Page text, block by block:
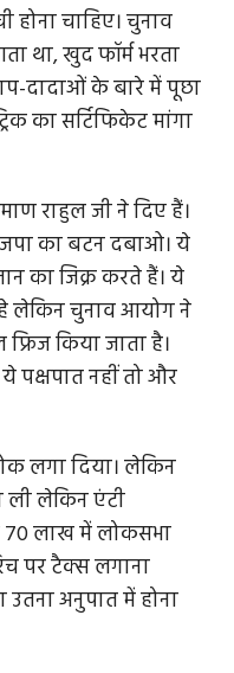
चाहिए। चुनाव
था, खुद फॉर्म भरता
दादाओं के बारे में पूछा
का सर्टिफिकेट मांगा
राहुल जी ने दिए हैं।
का बटन दबाओ। ये
का जिक्र करते हैं। ये
लेकिन चुनाव आयोग ने
फ्रिज किया जाता है।
पक्षपात नहीं तो और
लगा दिया। लेकिन
ली लेकिन एंटी
70 लाख में लोकसभा
पर टैक्स लगाना
अनुपात में होना
राष्ट्र निर्माण का संकल्प...